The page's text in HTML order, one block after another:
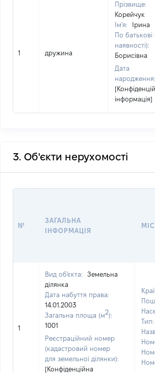
1 дружина
Прізвище:
Корейчук
Ім'я:
Ірина
По батькові
наявності):
Борисівна
Дата
народження:
інформація]
3. Об'єкти нерухомості
№
ЗАГАЛЬНА
ІНФОРМАЦІЯ
1
Вид об'єкта:
Земельна
ділянка
Дата набуття права:
14.01.2003
Загальна площа (м2):
1001
Реєстраційний номер
(кадастровий номер
для земельної ділянки):
[Конфіденційна
Тип: